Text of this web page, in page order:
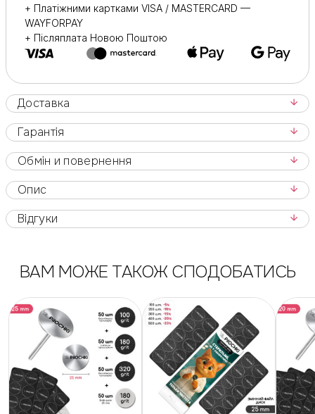
+ Платіжними картками VISA / MASTERCARD —
WAYFORPAY
+ Післяплата Новою Поштою
Доставка
Гарантія
Обмін и повернення
Опис
Відгуки
ВАМ МОЖЕ ТАКОЖ СПОДОБАТИСЬ